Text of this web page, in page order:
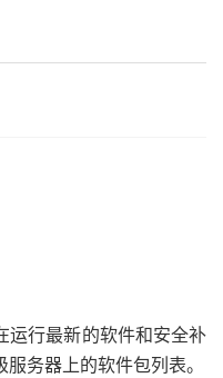
运行最新的软件和安全补
务器上的软件包列表。